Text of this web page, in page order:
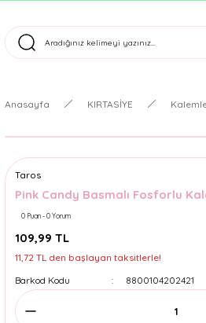
Tüm Siparişler Aynı
Anasayfa KIRTASİYE
Taros
Pink Candy Basmalı Fosforlu
0 Puan - 0 Yorum
109,99 TL
11,72 TL den başlayan taksitlerle!
Barkod Kodu
8800104202421